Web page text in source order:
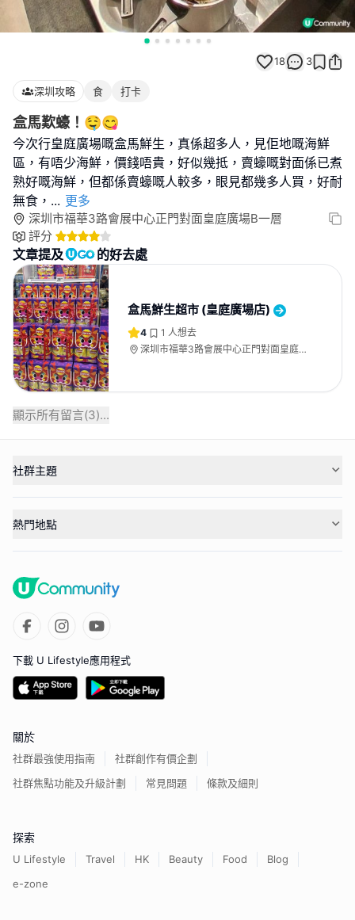
18 3
深圳攻略 食 打卡
盒馬歎蠔！🤤😋
今次行皇庭廣場嘅盒馬鮮生，真係超多人，見佢地嘅海鮮
區，有唔少海鮮，價錢唔貴，好似幾抵，賣蠔嘅對面係已煮
熟好嘅海鮮，但都係賣蠔嘅人較多，眼見都幾多人買，好耐
無食， ... 更多
深圳市福華3路會展中心正門對面皇庭廣場B一層
評分
文章提及 的好去處
盒馬鮮生超市 (皇庭廣場店)
4 1 人想去
深圳市福華3路會展中心正門對面皇庭廣
顯示所有留言(3)...
社群主題
熱門地點
下載 U Lifestyle應用程式
關於
社群最強使用指南
社群創作有價企劃
社群焦點功能及升級計劃
常見問題 條款及細則
探索
U Lifestyle Travel HK Beauty Food
Blog
e-zone